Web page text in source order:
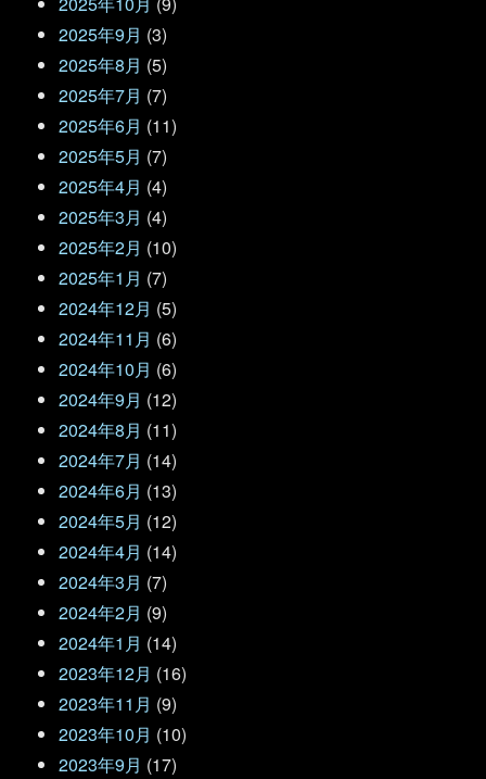
2025年9月 (3)
2025年8月 (5)
2025年7月 (7)
2025年6月 (11)
2025年5月 (7)
2025年4月 (4)
2025年3月 (4)
2025年2月 (10)
2025年1月 (7)
2024年12月 (5)
2024年11月 (6)
2024年10月 (6)
2024年9月 (12)
2024年8月 (11)
2024年7月 (14)
2024年6月 (13)
2024年5月 (12)
2024年4月 (14)
2024年3月 (7)
2024年2月 (9)
2024年1月 (14)
2023年12月 (16)
2023年11月 (9)
2023年10月 (10)
2023年9月 (17)